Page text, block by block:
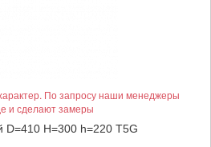
По запросу наши менеджеры
и сделают замеры
D=410 H=300 h=220 T5G